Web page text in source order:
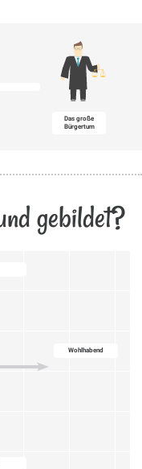
Das große
Bürgertum
gebildet?
Wohlhabend